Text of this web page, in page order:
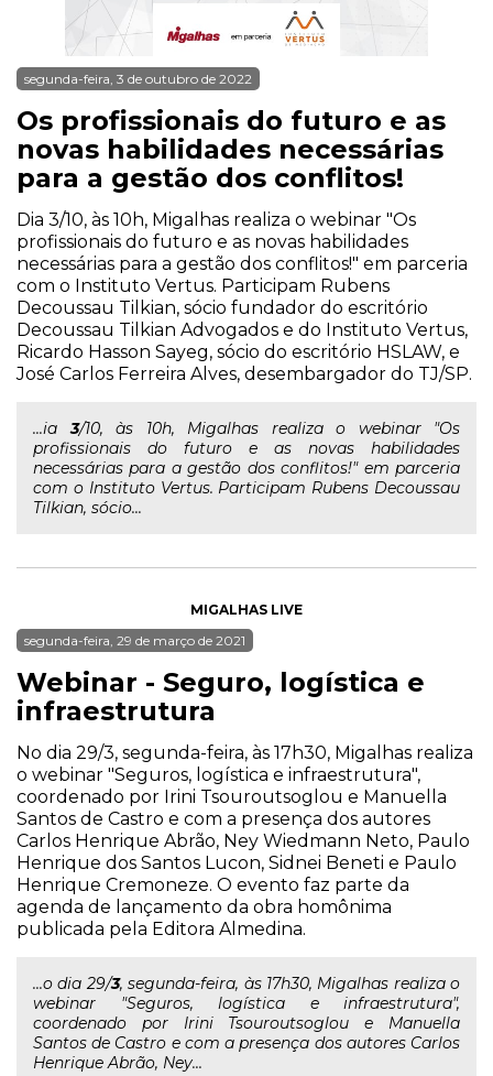
segunda-feira, 3 de outubro de 2022
Os profissionais do futuro e as
novas habilidades necessárias
para a gestão dos conflitos!
Dia 3/10, às 10h, Migalhas realiza o webinar "Os
profissionais do futuro e as novas habilidades
necessárias para a gestão dos conflitos!" em parceria
com o Instituto Vertus. Participam Rubens
Decoussau Tilkian, sócio fundador do escritório
Decoussau Tilkian Advogados e do Instituto Vertus,
Ricardo Hasson Sayeg, sócio do escritório HSLAW, e
José Carlos Ferreira Alves, desembargador do TJ/SP.
...ia3/10, às 10h, Migalhas realiza o webinar "Os
profissionais do futuro e as novas habilidades
necessárias para a gestão dos conflitos!" em parceria
com o Instituto Vertus. Participam Rubens Decoussau
Tilkian, sócio...
MIGALHAS LIVE
segunda-feira, 29 de março de 2021
Webinar - Seguro, logística e
infraestrutura
No dia 29/3, segunda-feira, às 17h30, Migalhas realiza
o webinar "Seguros, logística e infraestrutura",
coordenado por Irini Tsouroutsoglou e Manuella
Santos de Castro e com a presença dos autores
Carlos Henrique Abrão, Ney Wiedmann Neto, Paulo
Henrique dos Santos Lucon, Sidnei Beneti e Paulo
Henrique Cremoneze. O evento faz parte da
agenda de lançamento da obra homônima
publicada pela Editora Almedina.
...o dia 29/3, segunda-feira, às 17h30, Migalhas realiza o
webinar "Seguros, logística e infraestrutura",
coordenado por Irini Tsouroutsoglou e Manuella
Santos de Castro e com a presença dos autores Carlos
Henrique Abrão, Ney...